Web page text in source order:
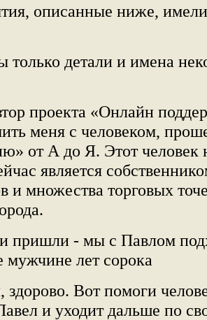
описанные ниже,
только детали и имена
проекта «Онлайн
меня с человеком,
от А до Я. Этот человек
является
и множества торговых
пришли - мы с Павлом
мужчине лет сорока
здорово. Вот помоги
и уходит дальше по